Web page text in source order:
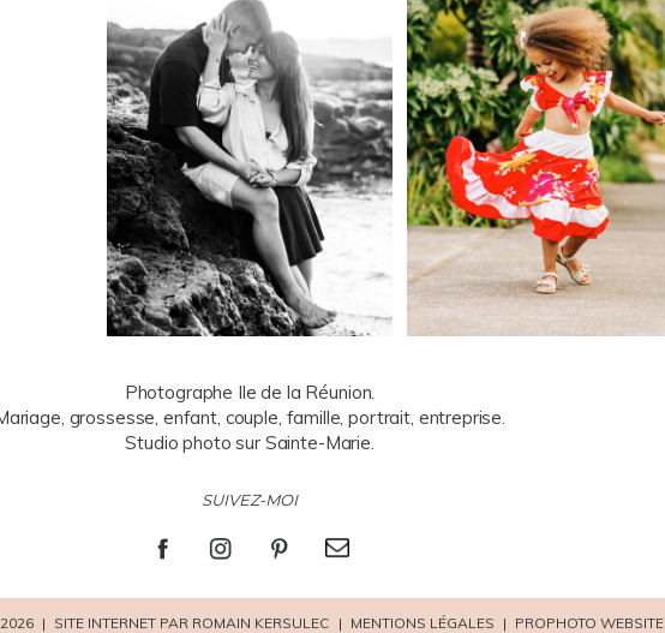
Photographe Ile de la Réunion.
grossesse, enfant, couple, famille, portrait, entreprise.
Studio photo sur Sainte-Marie.
SUIVEZ-MOI
| SITE INTERNET PAR ROMAIN KERSULEC | MENTIONS LÉGALES | PROPHOTO WEBSITE